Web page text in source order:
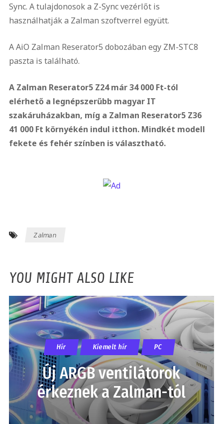
Sync. A tulajdonosok a Z-Sync vezérlőt is
használhatják a Zalman szoftverrel együtt.
A AiO Zalman Reserator5 dobozában egy ZM-STC8
paszta is található.
A Zalman Reserator5 Z24 már 34 000 Ft-tól
elérhető a legnépszerűbb magyar IT
szakáruházakban, míg a Zalman Reserator5 Z36
41 000 Ft környékén indul itthon. Mindkét modell
fekete és fehér színben is választható.
Zalman
YOU MIGHT ALSO LIKE
Hír Kiemelt hír PC
Új ARGB ventilátorok
érkeznek a Zalman-tól